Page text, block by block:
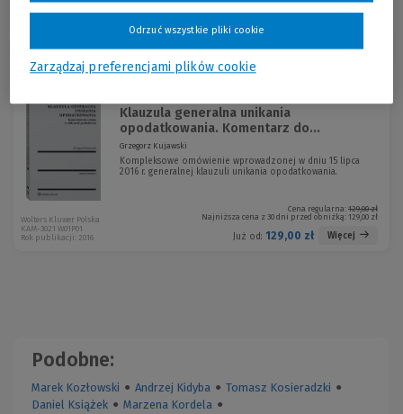
Sortuj:
Klauzula generalna unikania
opodatkowania. Komentarz do...
Grzegorz Kujawski
Kompleksowe omówienie wprowadzonej w dniu 15 lipca
2016 r. generalnej klauzuli unikania opodatkowania.
Cena regularna: 129,00 zł
Najniższa cena z 30 dni przed obniżką: 129,00 zł
Już od: 129,00 zł Więcej
Wolters Kluwer Polska
KAM-3021 W01P01
Rok publikacji: 2016
Podobne:
Marek Kozłowski ● Andrzej Kidyba ● Tomasz Kosieradzki ●
Daniel Książek ● Marzena Kordela ●
Zarządzaj preferencjami plików cookie
Odrzuć wszystkie pliki cookie